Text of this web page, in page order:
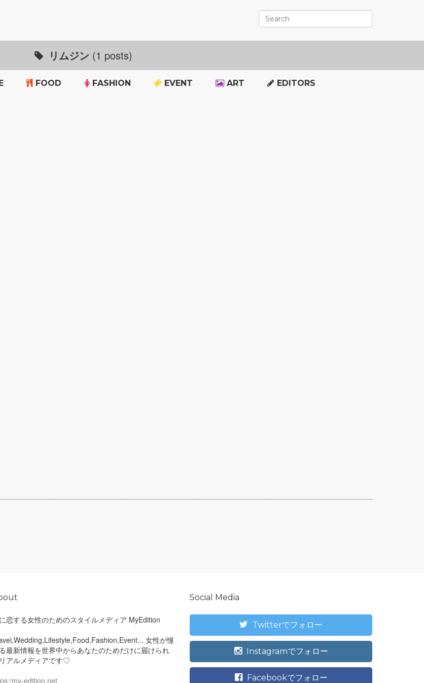
リムジン (1 posts)
FOOD FASHION EVENT ART EDITORS
恋する女性のためのスタイルメディア MyEdition
女性が憧
最新情報を世界中からあなたのためだけに届けられ
アルメディアです♡
my-edition.net
Social Media
Twitterでフォロー
Instagramでフォロー
Facebookでフォロー